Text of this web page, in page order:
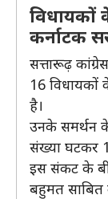
कर्नाटक
सत्तारूढ़
16
है।
उनके समर्थन
संख्या घटकर
इस संकट के
बहुमत साबित